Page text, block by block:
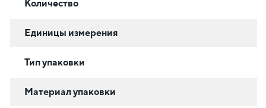
Количество
Единицы измерения
Тип упаковки
Материал упаковки